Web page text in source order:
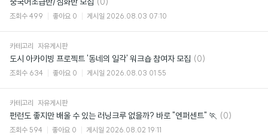
글
조회수 499 좋아요 0 게시일 2026.08.03 07:10
카테고리 자유게시판
도시 아카이빙 프로젝트 '동네의 일각' 워크숍 참여자 모집 댓
(0)
조회수 634 좋아요 0 게시일 2026.08.03 01:55
카테고리 자유게시판
펀런도 좋지만 배울 수 있는 러닝크루 없을까? 바로 "엔퍼센트" 🏃 댓
(0)
조회수 594 좋아요 0 게시일 2026.08.02 19:11